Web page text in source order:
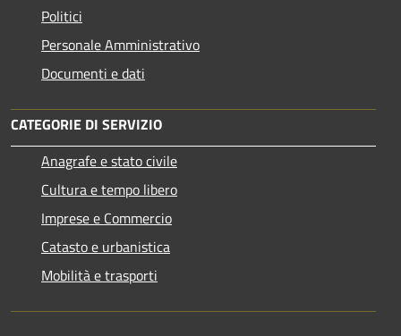
Politici
Personale Amministrativo
Documenti e dati
CATEGORIE DI SERVIZIO
Anagrafe e stato civile
Cultura e tempo libero
Imprese e Commercio
Catasto e urbanistica
Mobilità e trasporti